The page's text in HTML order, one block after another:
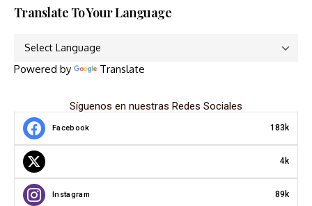
Translate To Your Language
Powered by Translate
Síguenos en nuestras Redes Sociales
Facebook 183k
4k
Instagram 89k